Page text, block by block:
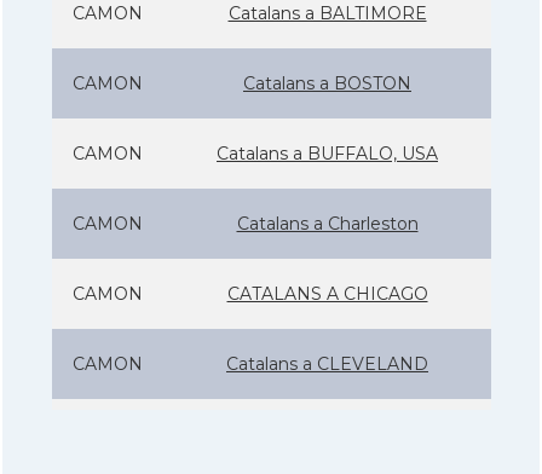
CAMON Catalans a BALTIMORE
CAMON Catalans a BOSTON
CAMON Catalans a BUFFALO, USA
CAMON Catalans a Charleston
CAMON CATALANS A CHICAGO
CAMON Catalans a CLEVELAND